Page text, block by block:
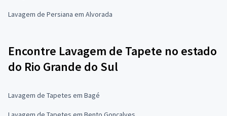
Lavagem de Persiana em Alvorada
Encontre Lavagem de Tapete no estado
do Rio Grande do Sul
Lavagem de Tapetes em Bagé